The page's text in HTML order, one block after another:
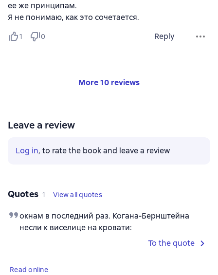
ее же принципам.
Я не понимаю, как это сочетается.
1 0 Reply
More 10 reviews
Leave a review
Log in, to rate the book and leave a review
Quotes 1 View all quotes
окнам в последний раз. Когана-Бернштейна
несли к виселице на кровати:
To the quote
Read online